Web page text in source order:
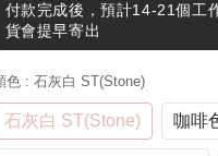
付款完成後，預計14-21個工
貨會提早寄出
色 : 石灰白 ST(Stone)
石灰白 ST(Stone) 咖啡